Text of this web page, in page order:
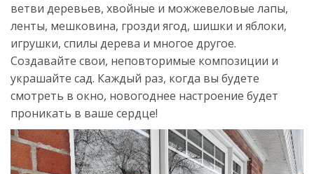
ветви деревьев, хвойные и можжевеловые лапы,
ленты, мешковина, грозди ягод, шишки и яблоки,
игрушки, спилы дерева и многое другое.
Создавайте свои, неповторимые композиции и
украшайте сад. Каждый раз, когда вы будете
смотреть в окно, новогоднее настроение будет
проникать в ваше сердце!